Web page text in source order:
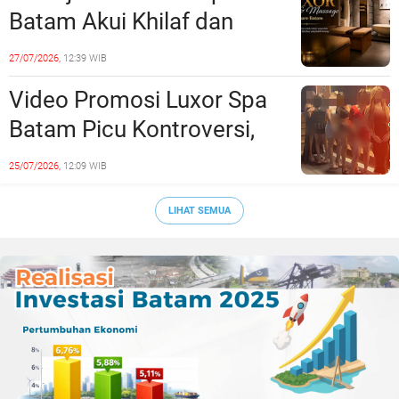
Batam Akui Khilaf dan
Minta Maaf, Konten
Langsung Di-Takedown
27/07/2026, 12:39 WIB
Video Promosi Luxor Spa
Batam Picu Kontroversi,
Dinilai Bermuatan Sensual
25/07/2026, 12:09 WIB
LIHAT SEMUA